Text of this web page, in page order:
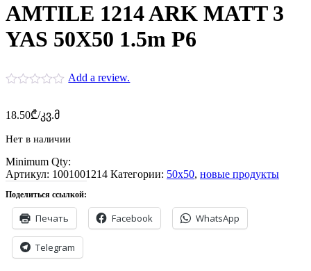
AMTILE 1214 ARK MATT 3
YAS 50X50 1.5m P6
Add a review.
18.50₾/კვ.მ
Нет в наличии
Minimum Qty:
Артикул: 1001001214 Категории: 50x50, новые продукты
Поделиться ссылкой:
Печать Facebook WhatsApp
Telegram